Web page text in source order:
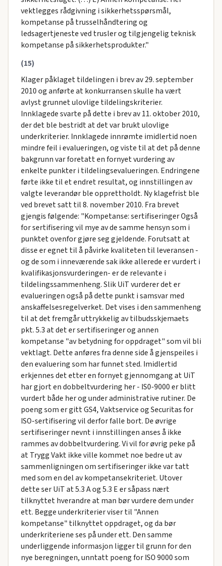
vektlegges rådgivning i sikkerhetsspørsmål,
kompetanse på trusselhåndtering og
ledsagertjeneste ved trusler og tilgjengelig teknisk
kompetanse på sikkerhetsprodukter."
(15)
Klager påklaget tildelingen i brev av 29. september
2010 og anførte at konkurransen skulle ha vært
avlyst grunnet ulovlige tildelingskriterier.
Innklagede svarte på dette i brev av 11. oktober 2010,
der det ble bestridt at det var brukt ulovlige
underkriterier. Innklagede innrømte imidlertid noen
mindre feil i evalueringen, og viste til at det på denne
bakgrunn var foretatt en fornyet vurdering av
enkelte punkter i tildelingsevalueringen. Endringene
førte ikke til et endret resultat, og innstillingen av
valgte leverandør ble opprettholdt. Ny klagefrist ble
ved brevet satt til 8. november 2010. Fra brevet
gjengis følgende: "Kompetanse: sertifiseringer Også
for sertifisering vil mye av de samme hensyn som i
punktet ovenfor gjøre seg gjeldende. Forutsatt at
disse er egnet til å påvirke kvaliteten til leveransen -
og de som i inneværende sak ikke allerede er vurdert i
kvalifikasjonsvurderingen- er de relevante i
tildelingssammenheng. Slik UiT vurderer det er
evalueringen også på dette punkt i samsvar med
anskaffelsesregelverket. Det vises i den sammenheng
til at det fremgår uttrykkelig av tilbudsskjemaets
pkt. 5.3 at det er sertifiseringer og annen
kompetanse "av betydning for oppdraget" som vil bli
vektlagt. Dette anføres fra denne side å gjenspeiles i
den evaluering som har funnet sted. Imidlertid
erkjennes det etter en fornyet gjennomgang at UiT
har gjort en dobbeltvurdering her - IS0-9000 er blitt
vurdert både her og under administrative rutiner. De
poeng som er gitt GS4, Vaktservice og Securitas for
ISO-sertifisering vil derfor falle bort. De øvrige
sertifiseringer nevnt i innstillingen anses å ikke
rammes av dobbeltvurdering. Vi vil for øvrig peke på
at Trygg Vakt ikke ville kommet noe bedre ut av
sammenligningen om sertifiseringer ikke var tatt
med som en del av kompetansekriteriet. Utover
dette ser UiT at 5.3 A og 5.3 E er såpass nært
tilknyttet hverandre at man bør vurdere dem under
ett. Begge underkriterier viser til "Annen
kompetanse" tilknyttet oppdraget, og da bør
underkriteriene ses på under ett. Den samme
underliggende informasjon ligger til grunn for den
nye beregningen, unntatt poeng for ISO 9000 som